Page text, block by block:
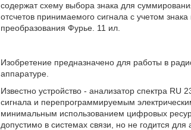
содержат схему выбора знака для
отсчетов принимаемого сигнала с учетом
преобразования Фурье. 11 ил.
Изобретение предназначено для работы в
аппаратуре.
Известно устройство - анализатор спектра
сигнала и перепрограммируемым
минимальным использованием цифровых
допустимо в системах связи, но не годится